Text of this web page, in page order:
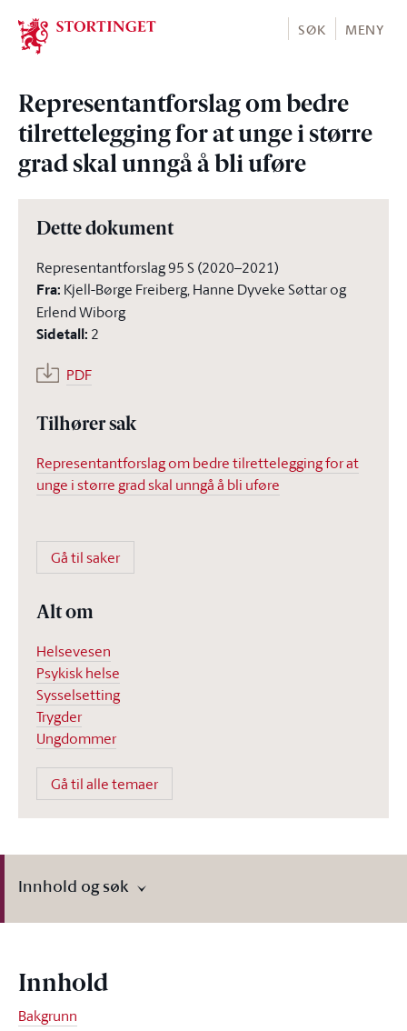
Stortinget.no
SØK MENY
Representantforslag om bedre
tilrettelegging for at unge i større
grad skal unngå å bli uføre
Dette dokument
Representantforslag 95 S (2020–2021)
Fra: Kjell-Børge Freiberg, Hanne Dyveke Søttar og
Erlend Wiborg
Sidetall: 2
PDF
Tilhører sak
Representantforslag om bedre tilrettelegging for at
unge i større grad skal unngå å bli uføre
Gå til saker
Alt om
Helsevesen
Psykisk helse
Sysselsetting
Trygder
Ungdommer
Gå til alle temaer
Innhold og søk
Innhold
Bakgrunn